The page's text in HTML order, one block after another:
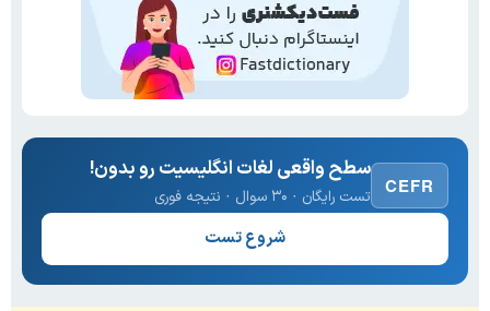
CEFR
سطح واقعی لغات انگلیسیت رو بدون!
تست رایگان · ۳۰ سوال · نتیجه فوری
شروع تست